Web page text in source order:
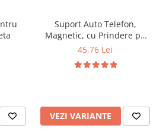
Suport Auto Telefon,
Magnetic, cu Prindere pe
Grila de Ventilatie
45,76 Lei
VEZI VARIANTE